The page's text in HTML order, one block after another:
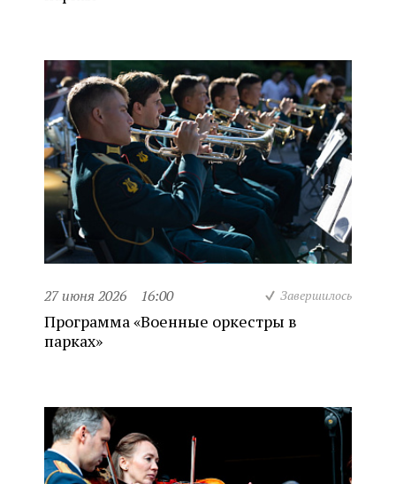
27 июня 2026 16:00 Завершилось
Программа «Военные оркестры в
парках»